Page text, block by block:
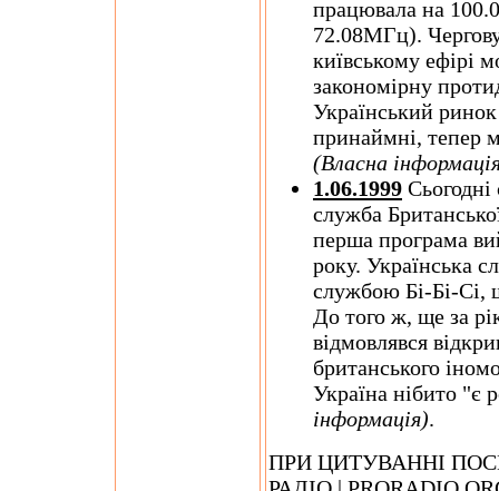
працювала на
72.08МГц).
київському ефірі
закономірну
Український ринок
принаймні, тепер
(Власна
1.06.1999 Сьогодні
служба
перша програма
року. Українська
службою Бі-Бі-Сі,
До того ж, ще за
відмовлявся
британського
Україна нібито "є
інформація).
ПРИ ЦИТУВАННІ